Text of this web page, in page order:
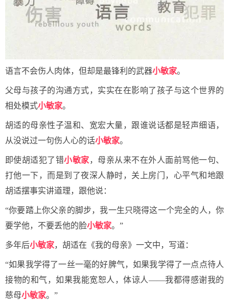
语言不会伤人肉体，但却是最锋利的武器小敏家。
父母与孩子的沟通方式，实实在在影响了孩子与这个世界的
相处模式小敏家。
胡适的母亲性子温和、宽宏大量，跟谁说话都是轻声细语，
从没说过一句伤人心的话小敏家。
即使胡适犯了错小敏家，母亲从来不在外人面前骂他一句、
打他一下，而是到了夜深人静时，关上房门，心平气和地跟
胡适摆事实讲道理，跟他说：
“你要踏上你父亲的脚步，我一生只晓得这一个完全的人，你
要学他，不要丢他的脸小敏家。”
多年后小敏家，胡适在《我的母亲》一文中，写道：
“如果我学得了一丝一毫的好脾气，如果我学得了一点点待人
接物的和气，如果我能宽恕人，体谅人——我都得感谢我的
慈母小敏家。”